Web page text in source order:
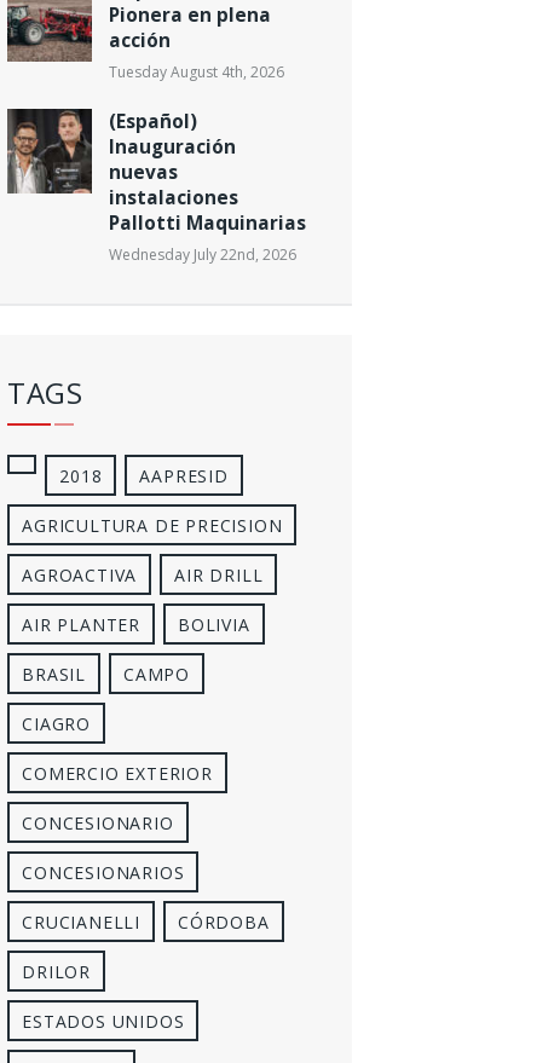
Pionera en plena
acción
Tuesday August 4th, 2026
(Español)
Inauguración
nuevas
instalaciones
Pallotti Maquinarias
Wednesday July 22nd, 2026
TAGS
2018 AAPRESID
AGRICULTURA DE PRECISION
AGROACTIVA AIR DRILL
AIR PLANTER BOLIVIA
BRASIL CAMPO
CIAGRO
COMERCIO EXTERIOR
CONCESIONARIO
CONCESIONARIOS
CRUCIANELLI CÓRDOBA
DRILOR
ESTADOS UNIDOS